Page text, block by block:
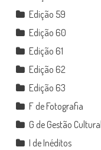
Edição 59
Edição 60
Edição 61
Edição 62
Edição 63
F de Fotografia
G de Gestão Cultural
I de Inéditos